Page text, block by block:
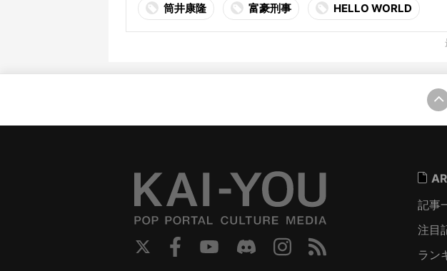
筒井康隆 富豪刑事 HELLO WORLD
記事
注目
ラン